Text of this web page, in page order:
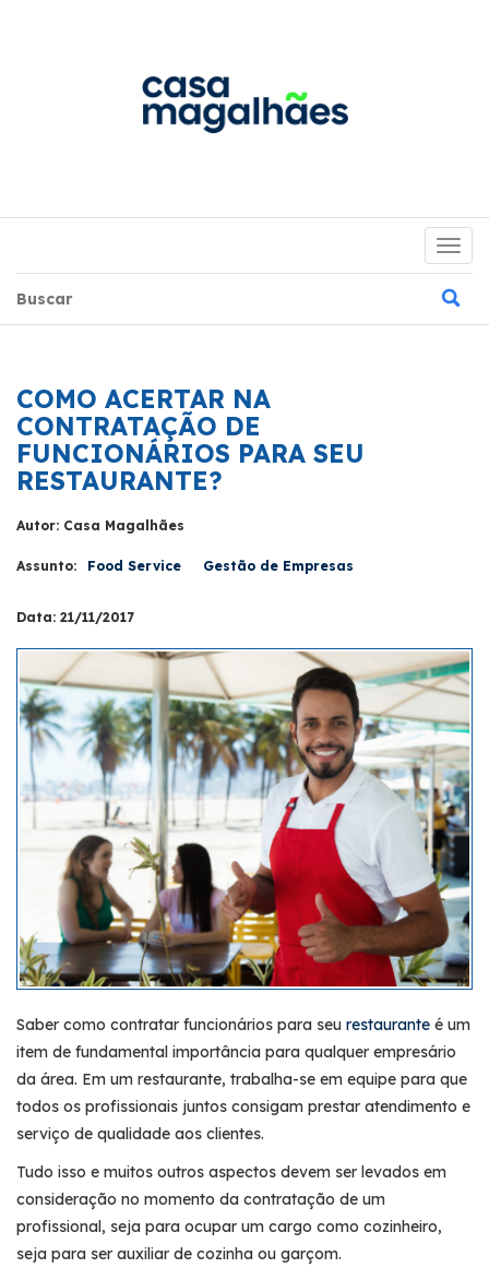
COMO ACERTAR NA
CONTRATAÇÃO DE
FUNCIONÁRIOS PARA SEU
RESTAURANTE?
Autor: Casa Magalhães
Assunto: Food Service Gestão de Empresas
Data: 21/11/2017
Saber como contratar funcionários para seu restaurante é um
item de fundamental importância para qualquer empresário
da área. Em um restaurante, trabalha-se em equipe para que
todos os profissionais juntos consigam prestar atendimento e
serviço de qualidade aos clientes.
Tudo isso e muitos outros aspectos devem ser levados em
consideração no momento da contratação de um
profissional, seja para ocupar um cargo como cozinheiro,
seja para ser auxiliar de cozinha ou garçom.